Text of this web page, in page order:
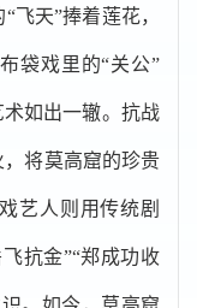
飞天”捧着莲花，
袋戏里的“关公”
如出一辙。抗战
将莫高窟的珍贵
艺人则用传统剧
抗金”“郑成功收